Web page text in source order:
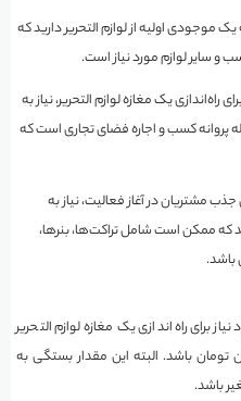
یک موجودی اولیه از لوازم التحریر دارید که
و سایر لوازم مورد نیاز است.
راه‌اندازی یک مغازه لوازم التحریر، نیاز به
پروانه کسب و اجاره فضای تجاری است که
جذب مشتریان در آغاز فعالیت، نیاز به
که ممکن است شامل تراکت‌ها، بنرها،
باشد.
برای راه‌اندازی یک مغازه لوازم التحریر
۵۰ میلیون تا ۱۵۰ میلیون تومان باشد. البته این مقدار بستگی به
باشد.